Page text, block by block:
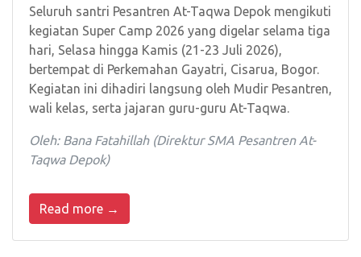
Seluruh santri Pesantren At-Taqwa Depok mengikuti
kegiatan Super Camp 2026 yang digelar selama tiga
hari, Selasa hingga Kamis (21-23 Juli 2026),
bertempat di Perkemahan Gayatri, Cisarua, Bogor.
Kegiatan ini dihadiri langsung oleh Mudir Pesantren,
wali kelas, serta jajaran guru-guru At-Taqwa.
Oleh: Bana Fatahillah (Direktur SMA Pesantren At-
Taqwa Depok)
Read more →